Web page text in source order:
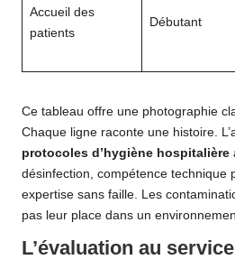
Accueil des
patients
Débutant
Ce tableau offre une photographie
Chaque ligne raconte une histoire.
protocoles d’hygiène hospitalière
désinfection, compétence technique
expertise sans faille. Les
pas leur place dans un
L’évaluation au